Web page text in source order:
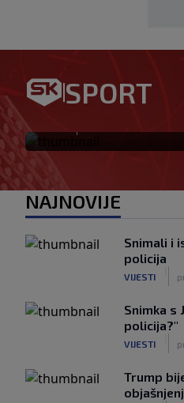
SPORT
Jagušić u
postigao
NAJNOVIJE
Snimali i
policija
VIJESTI
Snimka s
policija?"
VIJESTI
Trump